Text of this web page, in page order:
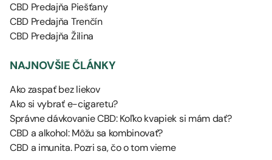
CBD Predajňa Piešťany
CBD Predajňa Trenčín
CBD Predajňa Žilina
NAJNOVŠIE ČLÁNKY
Ako zaspať bez liekov
Ako si vybrať e-cigaretu?
Správne dávkovanie CBD: Koľko kvapiek si mám dať?
CBD a alkohol: Môžu sa kombinovať?
CBD a imunita. Pozri sa, čo o tom vieme